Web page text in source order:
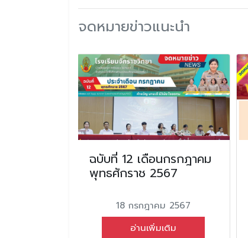
จดหมายข่าวแนะนำ
ฉบับที่ 12 เดือนกรกฎาคม
พุทธศักราช 2567
18 กรกฎาคม 2567
อ่านเพิ่มเติม